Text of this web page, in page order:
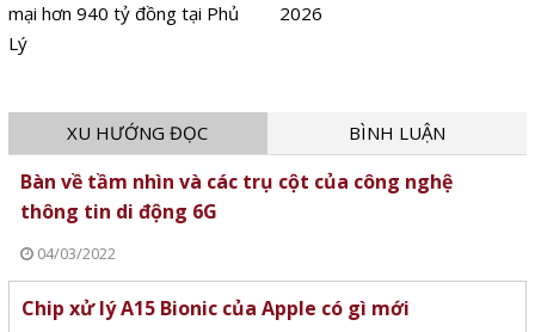
mại hơn 940 tỷ đồng tại Phủ
Lý
2026
XU HƯỚNG ĐỌC BÌNH LUẬN
Bàn về tầm nhìn và các trụ cột của công nghệ
thông tin di động 6G
04/03/2022
Chip xử lý A15 Bionic của Apple có gì mới